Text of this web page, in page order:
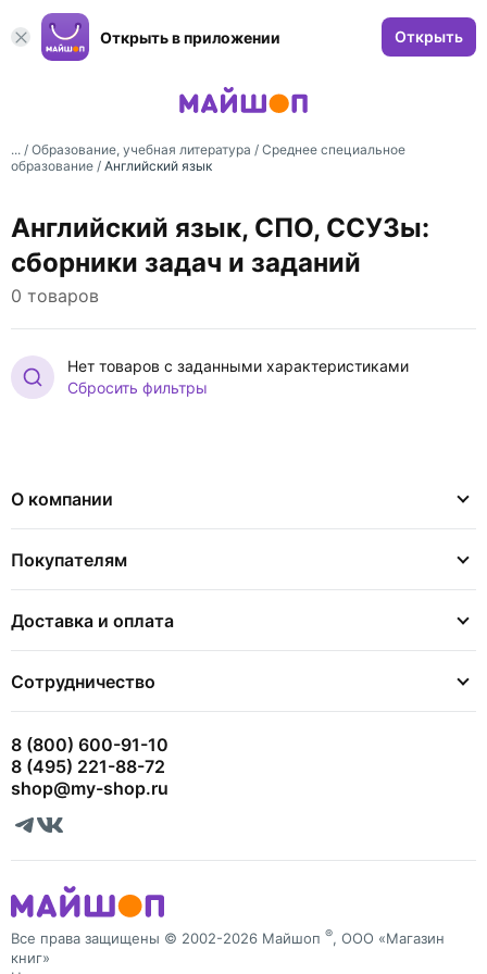
Открыть в приложении Открыть
... / Образование, учебная литература / Среднее специальное
образование / Английский язык
Английский язык, СПО, ССУЗы:
сборники задач и заданий
0 товаров
Нет товаров с заданными характеристиками
Сбросить фильтры
О компании
Покупателям
Доставка и оплата
Сотрудничество
8 (800) 600-91-10
8 (495) 221-88-72
shop@my-shop.ru
Все права защищены © 2002-2026 Майшоп ®, ООО «Магазин
книг»